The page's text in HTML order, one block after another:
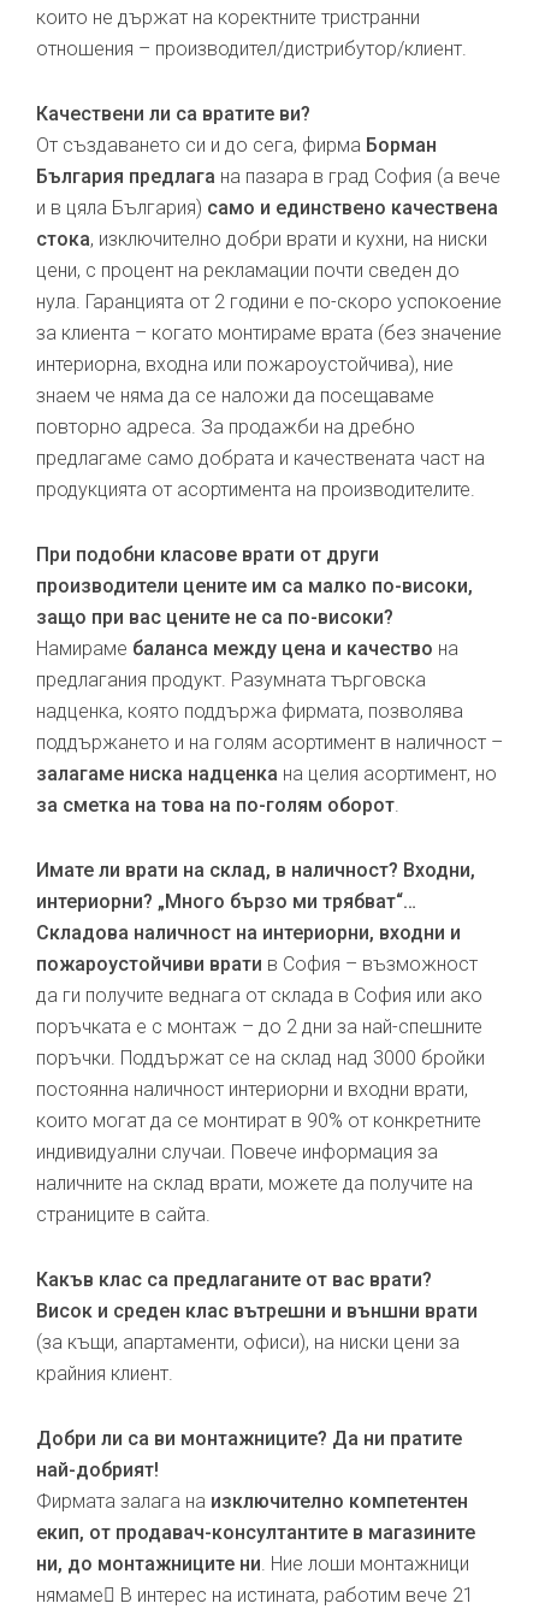
които не държат на коректните тристранни
отношения – производител/дистрибутор/клиент.
Качествени ли са вратите ви?
От създаването си и до сега, фирма Борман
България предлага на пазара в град София (а вече
и в цяла България) само и единствено качествена
стока, изключително добри врати и кухни, на ниски
цени, с процент на рекламации почти сведен до
нула. Гаранцията от 2 години е по-скоро успокоение
за клиента – когато монтираме врата (без значение
интериорна, входна или пожароустойчива), ние
знаем че няма да се наложи да посещаваме
повторно адреса. За продажби на дребно
предлагаме само добрата и качествената част на
продукцията от асортимента на производителите.
При подобни класове врати от други
производители цените им са малко по-високи,
защо при вас цените не са по-високи?
Намираме баланса между цена и качество на
предлагания продукт. Разумната търговска
надценка, която поддържа фирмата, позволява
поддържането и на голям асортимент в наличност –
залагаме ниска надценка на целия асортимент, но
за сметка на това на по-голям оборот.
Имате ли врати на склад, в наличност? Входни,
интериорни? „Много бързо ми трябват“…
Складова наличност на интериорни, входни и
пожароустойчиви врати в София – възможност
да ги получите веднага от склада в София или ако
поръчката е с монтаж – до 2 дни за най-спешните
поръчки. Поддържат се на склад над 3000 бройки
постоянна наличност интериорни и входни врати,
които могат да се монтират в 90% от конкретните
индивидуални случаи. Повече информация за
наличните на склад врати, можете да получите на
страниците в сайта.
Какъв клас са предлаганите от вас врати?
Висок и среден клас вътрешни и външни врати
(за къщи, апартаменти, офиси), на ниски цени за
крайния клиент.
Добри ли са ви монтажниците? Да ни пратите
най-добрият!
Фирмата залага на изключително компетентен
екип, от продавач-консултантите в магазините
ни, до монтажниците ни. Ние лоши монтажници
нямаме В интерес на истината, работим вече 21